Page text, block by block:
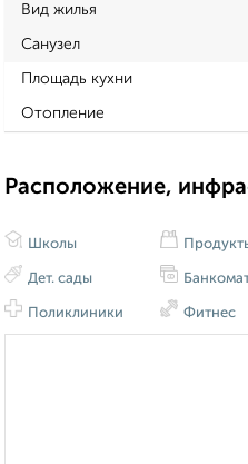
Вид жилья
Санузел
Площадь кухни
Отопление
Расположение,
Школы
Дет. сады
Поликлиники Фитнес